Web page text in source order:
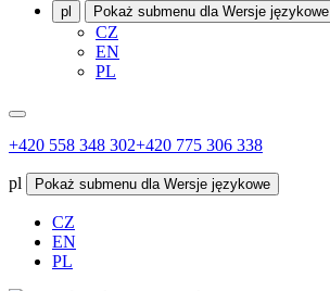
pl Pokaż submenu dla Wersje językowe
CZ
EN
PL
+420 558 348 302+420 775 306 338
pl Pokaż submenu dla Wersje językowe
CZ
EN
PL